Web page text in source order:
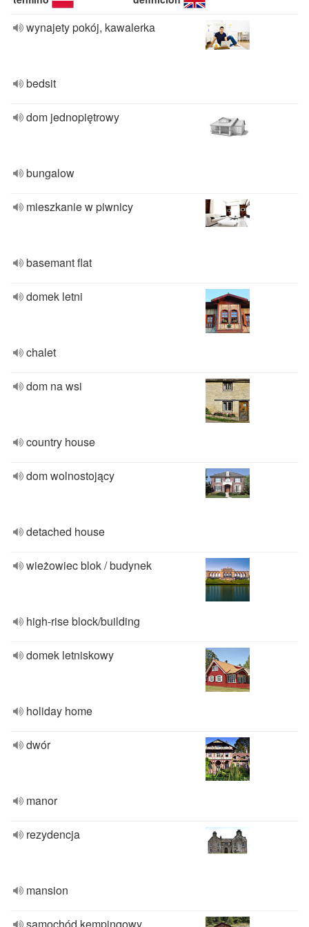
wynajety pokój, kawalerka
bedsit
dom jednopiętrowy
bungalow
mieszkanie w piwnicy
basemant flat
domek letni
chalet
dom na wsi
country house
dom wolnostojący
detached house
wieżowiec blok / budynek
high-rise block/building
domek letniskowy
holiday home
dwór
manor
rezydencja
mansion